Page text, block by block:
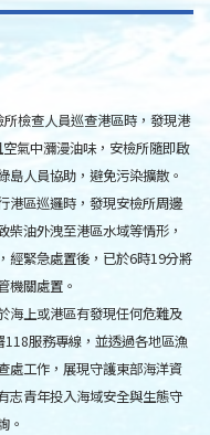
檢查人員巡查港區時，發現港
氣中瀰漫油味，安檢所隨即啟
島人員協助，避免污染擴散。
港區巡邏時，發現安檢所周邊
油外洩至港區水域等情形，
經緊急處置後，已於6時19分將
機關處置。
海上或港區有發現任何危難及
服務專線，並透過各地區漁
處工作，展現守護東部海洋資
志青年投入海域安全與生態守
。